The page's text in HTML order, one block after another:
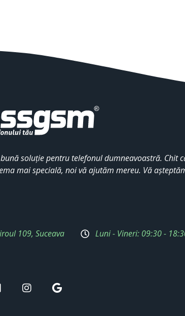
soluție pentru telefonul dumneavoastră. Chit
mai specială, noi vă ajutăm mereu. Vă
109, Suceava Luni - Vineri: 09:30 -